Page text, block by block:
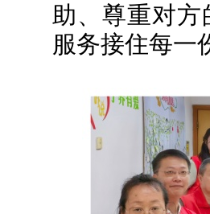
助、尊重对
服务接住每一